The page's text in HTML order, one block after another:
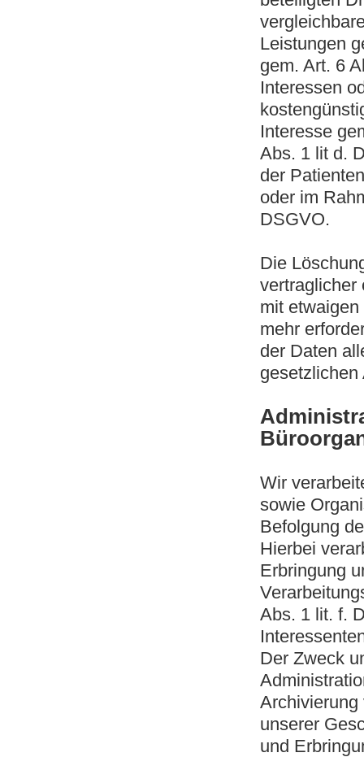
Leistungen
gem. Art. 6
Interessen
Interesse
Abs. 1 lit d.
der
oder im
DSGVO.
Die
vertraglicher
mit
mehr
der Daten
Wir
sowie
Befolgung
Hierbei
Erbringung
Abs. 1 lit. f.
Der Zweck
Archivierung
unserer
und